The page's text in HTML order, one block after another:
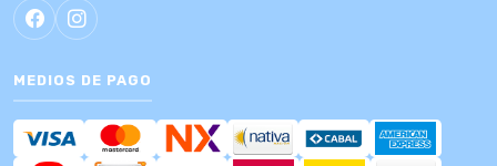
MEDIOS DE PAGO